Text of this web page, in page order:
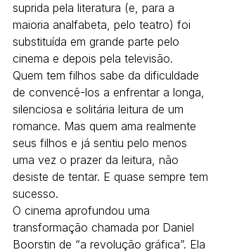
suprida pela literatura (e, para a
maioria analfabeta, pelo teatro) foi
substituída em grande parte pelo
cinema e depois pela televisão.
Quem tem filhos sabe da dificuldade
de convencê-los a enfrentar a longa,
silenciosa e solitária leitura de um
romance. Mas quem ama realmente
seus filhos e já sentiu pelo menos
uma vez o prazer da leitura, não
desiste de tentar. E quase sempre tem
sucesso.
O cinema aprofundou uma
transformação chamada por Daniel
Boorstin de “a revolução gráfica”. Ela